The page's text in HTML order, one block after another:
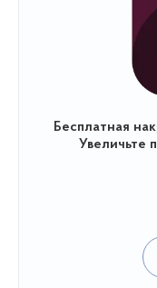
Бесплатная
Увеличьте